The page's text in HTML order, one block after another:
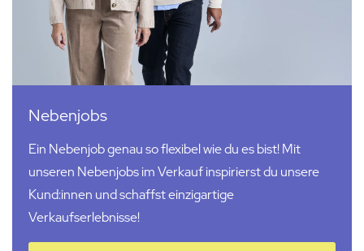
Nebenjobs
Ein Nebenjob genau so flexibel wie du es bist! Mit
unseren Nebenjobs im Verkauf inspirierst du unsere
Kund:innen und schaffst einzigartige
Verkaufserlebnisse!